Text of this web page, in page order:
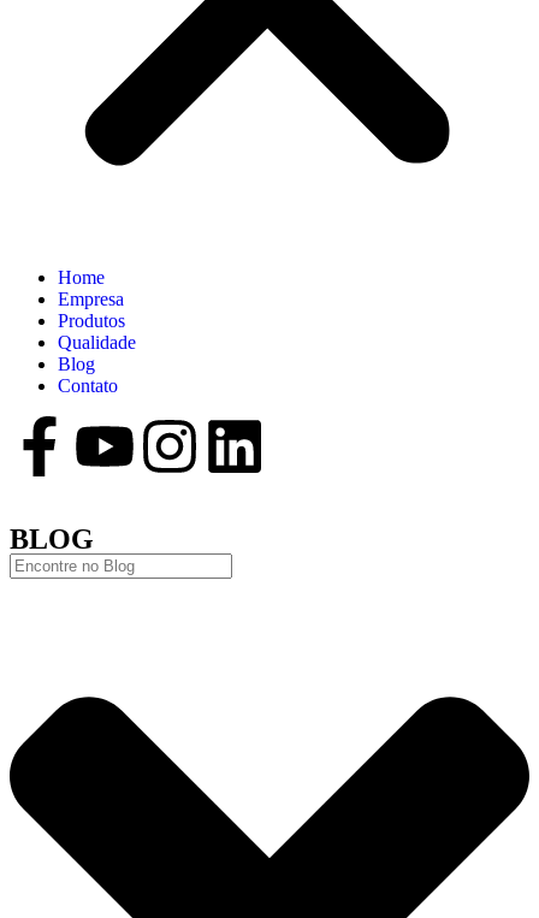
Home
Empresa
Produtos
Qualidade
Blog
Contato
BLOG